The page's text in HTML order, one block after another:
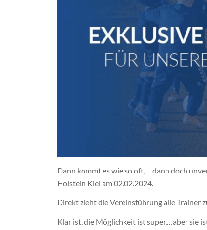
Dann kommt es wie so oft,… dann doch
Holstein Kiel am 02.02.2024.
Direkt zieht die Vereinsführung alle Trainer
Klar ist, die Möglichkeit ist super,…aber sie